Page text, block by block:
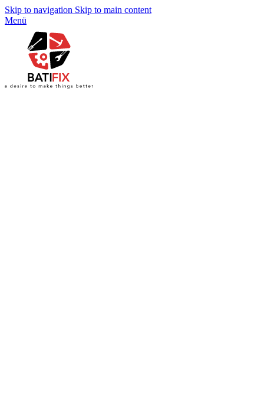
Skip to navigation Skip to main content
Menü